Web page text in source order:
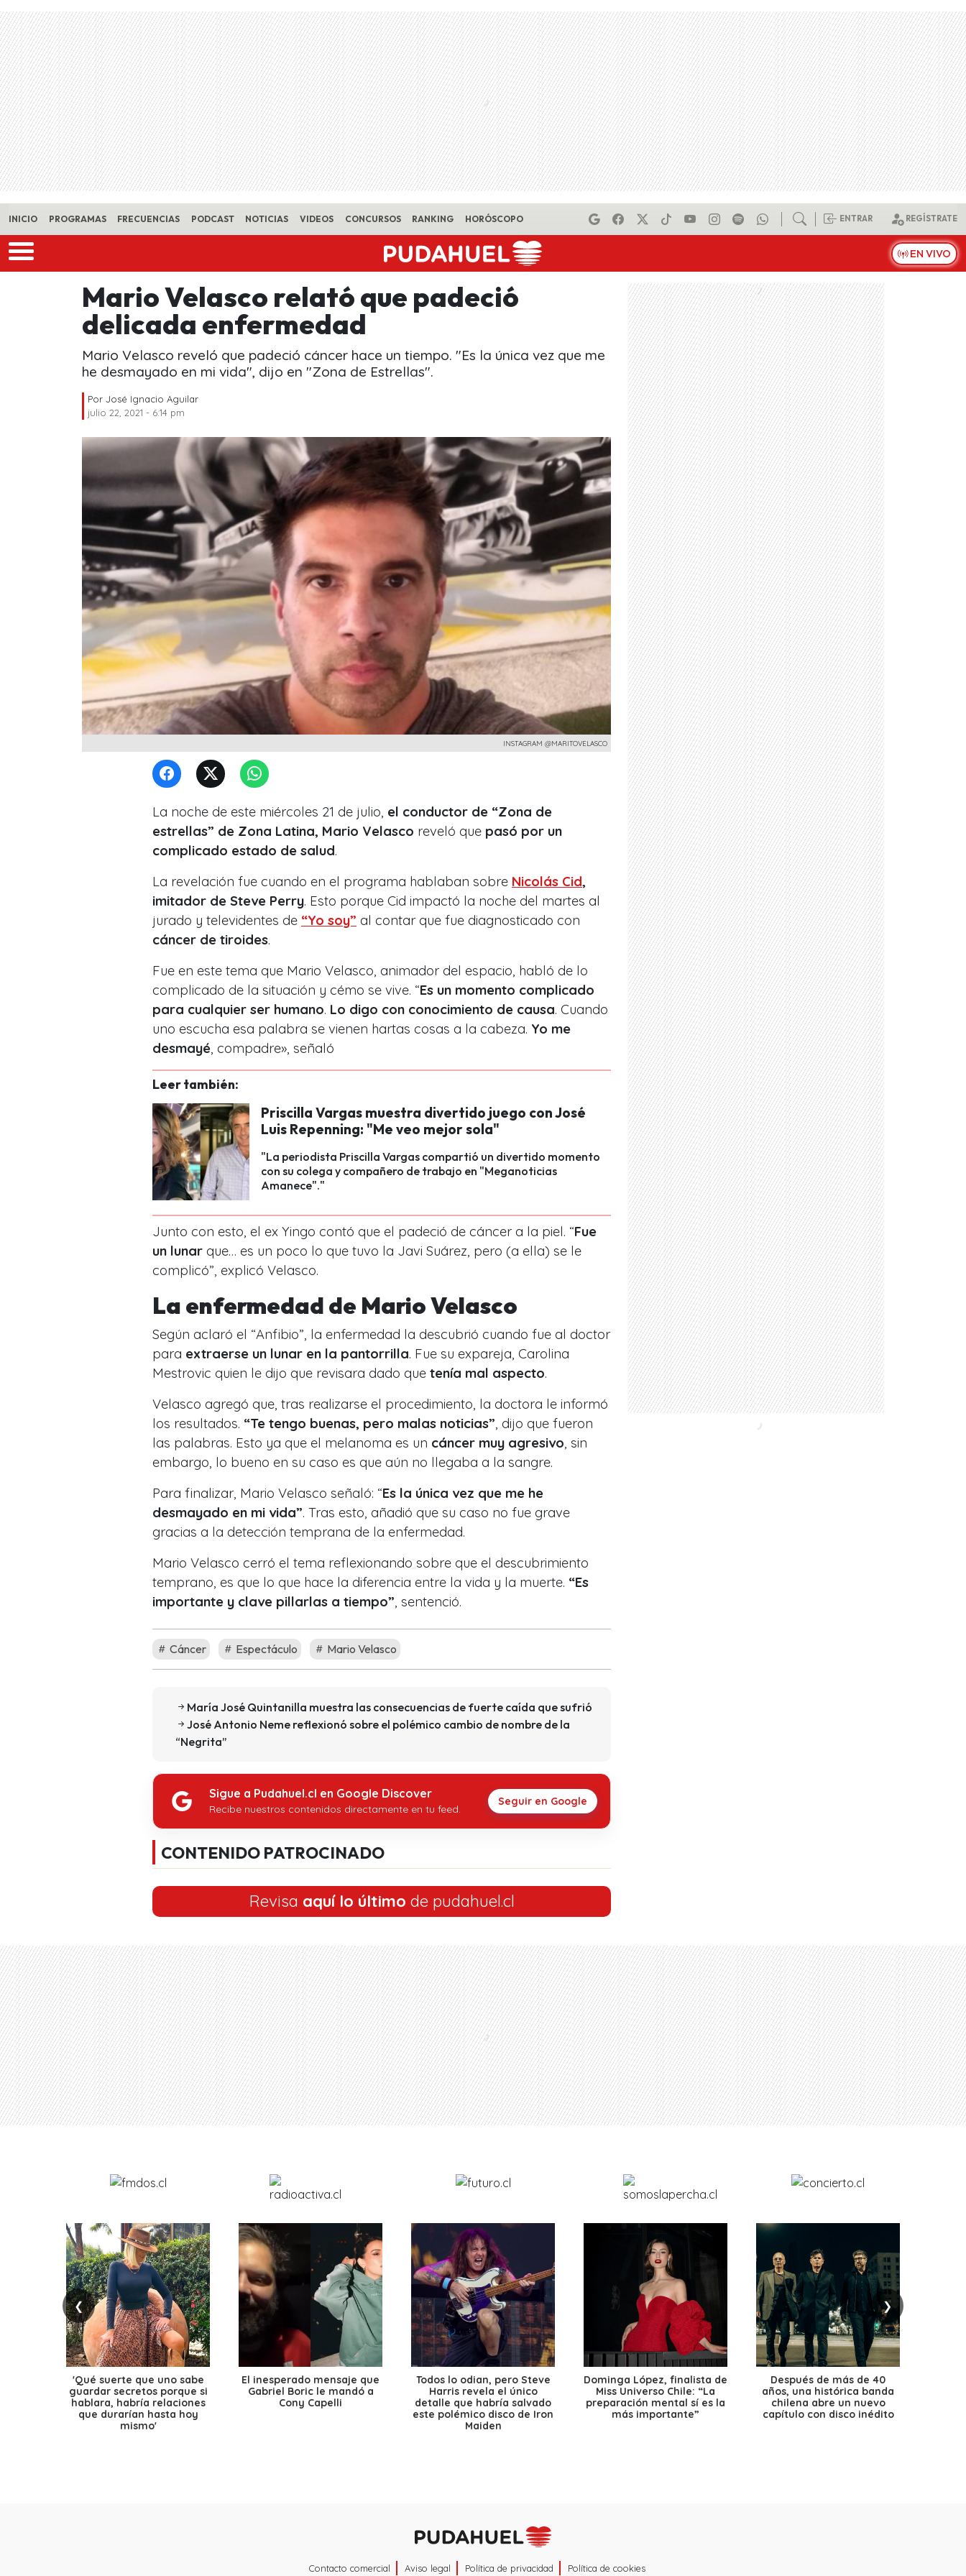
Skip to main content
INICIO PROGRAMAS FRECUENCIAS PODCAST NOTICIAS VIDEOS CONCURSOS RANKING HORÓSCOPO ENTRAR REGÍSTRATE
EN VIVO
Mario Velasco relató que padeció
delicada enfermedad
Mario Velasco reveló que padeció cáncer hace un tiempo. "Es la única vez que me
he desmayado en mi vida", dijo en "Zona de Estrellas".
Por José Ignacio Aguilar
julio 22, 2021 - 6:14 pm
INSTAGRAM @MARITOVELASCO
La noche de este miércoles 21 de julio, el conductor de “Zona de
estrellas” de Zona Latina, Mario Velasco reveló que pasó por un
complicado estado de salud.
La revelación fue cuando en el programa hablaban sobre Nicolás Cid,
imitador de Steve Perry. Esto porque Cid impactó la noche del martes al
jurado y televidentes de “Yo soy” al contar que fue diagnosticado con
cáncer de tiroides.
Fue en este tema que Mario Velasco, animador del espacio, habló de lo
complicado de la situación y cémo se vive. “Es un momento complicado
para cualquier ser humano. Lo digo con conocimiento de causa. Cuando
uno escucha esa palabra se vienen hartas cosas a la cabeza. Yo me
desmayé , compadre», señaló
Leer también:
Priscilla Vargas muestra divertido juego con José
Luis Repenning: "Me veo mejor sola"
"La periodista Priscilla Vargas compartió un divertido momento
con su colega y compañero de trabajo en "Meganoticias
Amanece"."
Junto con esto, el ex Yingo contó que el padeció de cáncer a la piel. “Fue
un lunar que… es un poco lo que tuvo la Javi Suárez, pero (a ella) se le
complicó”, explicó Velasco.
La enfermedad de Mario Velasco
Según aclaró el “Anfibio”, la enfermedad la descubrió cuando fue al doctor
para extraerse un lunar en la pantorrilla. Fue su expareja, Carolina
Mestrovic quien le dijo que revisara dado que tenía mal aspecto.
Velasco agregó que, tras realizarse el procedimiento, la doctora le informó
los resultados. “Te tengo buenas, pero malas noticias” , dijo que fueron
las palabras. Esto ya que el melanoma es un cáncer muy agresivo , sin
embargo, lo bueno en su caso es que aún no llegaba a la sangre.
Para finalizar, Mario Velasco señaló: “Es la única vez que me he
desmayado en mi vida”. Tras esto, añadió que su caso no fue grave
gracias a la detección temprana de la enfermedad.
Mario Velasco cerró el tema reflexionando sobre que el descubrimiento
temprano, es que lo que hace la diferencia entre la vida y la muerte. “Es
importante y clave pillarlas a tiempo” , sentenció.
Cáncer Espectáculo Mario Velasco
María José Quintanilla muestra las consecuencias de fuerte caída que sufrió
José Antonio Neme reflexionó sobre el polémico cambio de nombre de la
“Negrita”
Sigue a Pudahuel.cl en Google Discover
Recibe nuestros contenidos directamente en tu feed.
Seguir en Google
CONTENIDO PATROCINADO
Revisa aquí lo último de pudahuel.cl
❮ ❯
'Qué suerte que uno sabe
guardar secretos porque si
hablara, habría relaciones
que durarían hasta hoy
mismo'
El inesperado mensaje que
Gabriel Boric le mandó a
Cony Capelli
Todos lo odian, pero Steve
Harris revela el único
detalle que habría salvado
este polémico disco de Iron
Maiden
Dominga López, finalista de
Miss Universo Chile: “La
preparación mental sí es la
más importante”
Después de más de 40
años, una histórica banda
chilena abre un nuevo
capítulo con disco inédito
Contacto comercial Aviso legal Política de privacidad Política de cookies